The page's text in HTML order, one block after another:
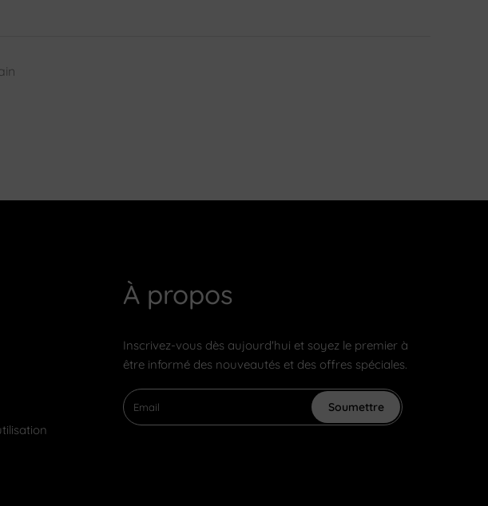
À propos
Inscrivez-vous dès aujourd'hui et soyez le premier à
être informé des nouveautés et des offres spéciales.
Soumettre